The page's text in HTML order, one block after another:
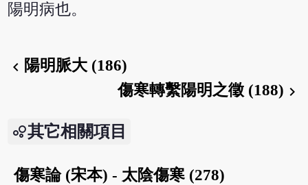
陽明病也。
chevron_left 陽明脈大 (186)
傷寒轉繫陽明之徵 (188) chevron_right
其它相關項目
傷寒論 (宋本) - 太陰傷寒 (278)